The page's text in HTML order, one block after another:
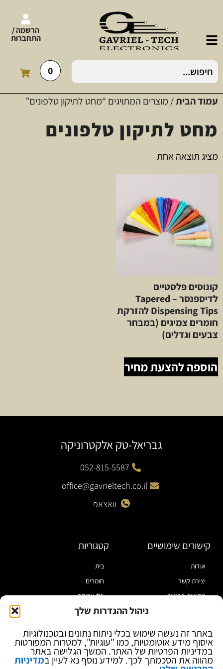
ניהול ההגדרות שלך
באתר זה נעשה שימוש בכלי ניתוח נתונים ובטכנולוגיות
איסוף מידע אוטומטיות, כמו "עוגיות", למטרות המפורטות
במדיניות הפרטיות של האתר. המשך הגלישה באתר
מהווה את הסכמתך לכך. למידע נוסף נא לעיין במדיניות
הרשמה /
התחברות
0
עמוד הבית/ מוצרים המתויגים “מחט לתיקון טלפונים”
מחט לתיקון טלפונים
מציג תוצאה אחת
קונוסים פלסטיים
לדיספנסר – Tapered
Dispensing Tips להזרקת
חומרים צמיגים (במבחר
צבעים וגדלים)
הוספה להצעת מחיר
גבריאל-טק אלקטרוניקה
052-815-5587
office@gavrieltech.co.il
וואצאפ
קישורים שימושיים
אודות
יצירת קשר
מדיניות פרטיות
בלוג
קטגוריות
בית
חומרים
כלי עבודה
מוצרי הלחמה
ספקי כח ומודדים
ציוד אופטי להגדלה